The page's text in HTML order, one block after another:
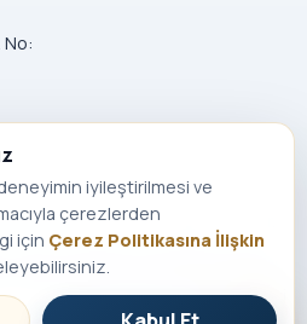
Merkezi. Tüm hakları saklıdır.
şekilde hastalıkların tanı
Tanı ve tedavi süreçleri
nasıl yardımcı olabilirim?
iyileştirilmesi ve
çerezlerden
için Çerez Politikasına İlişkin